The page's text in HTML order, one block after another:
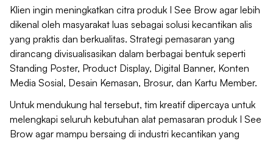
Klien ingin meningkatkan citra produk I See Brow agar lebih
dikenal oleh masyarakat luas sebagai solusi kecantikan alis
yang praktis dan berkualitas. Strategi pemasaran yang
dirancang divisualisasikan dalam berbagai bentuk seperti
Standing Poster, Product Display, Digital Banner, Konten
Media Sosial, Desain Kemasan, Brosur, dan Kartu Member.
Untuk mendukung hal tersebut, tim kreatif dipercaya untuk
melengkapi seluruh kebutuhan alat pemasaran produk I See
Brow agar mampu bersaing di industri kecantikan yang